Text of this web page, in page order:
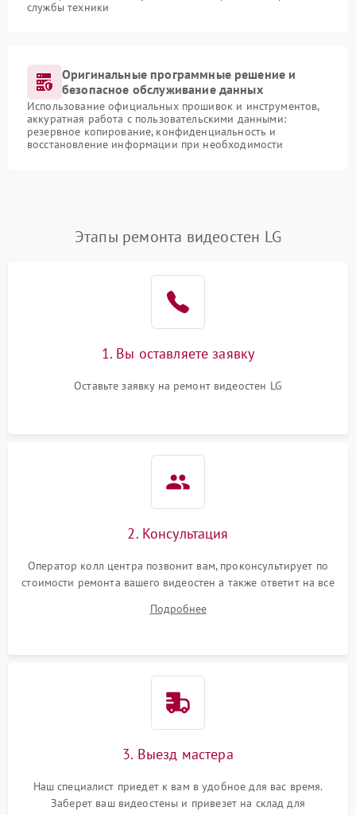
службы техники
Оригинальные программные решение и
безопасное обслуживание данных
Использование официальных прошивок и инструментов,
аккуратная работа с пользовательскими данными:
резервное копирование, конфиденциальность и
восстановление информации при необходимости
Этапы ремонта видеостен LG
1. Вы оставляете заявку
Оставьте заявку на ремонт видеостен LG
2. Консультация
Оператор колл центра позвонит вам, проконсультирует по
стоимости ремонта вашего видеостен а также ответит на все
Подробнее
3. Выезд мастера
Наш специалист приедет к вам в удобное для вас время.
Заберет ваш видеостены и привезет на склад для